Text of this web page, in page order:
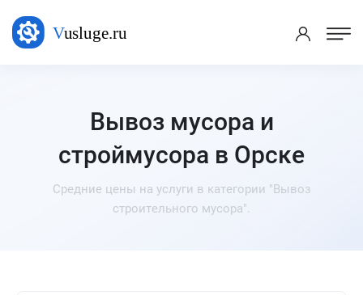
Вывоз мусора и
строймусора в Орске
Средние цены на услуги в категории "Вывоз
строительного мусора".